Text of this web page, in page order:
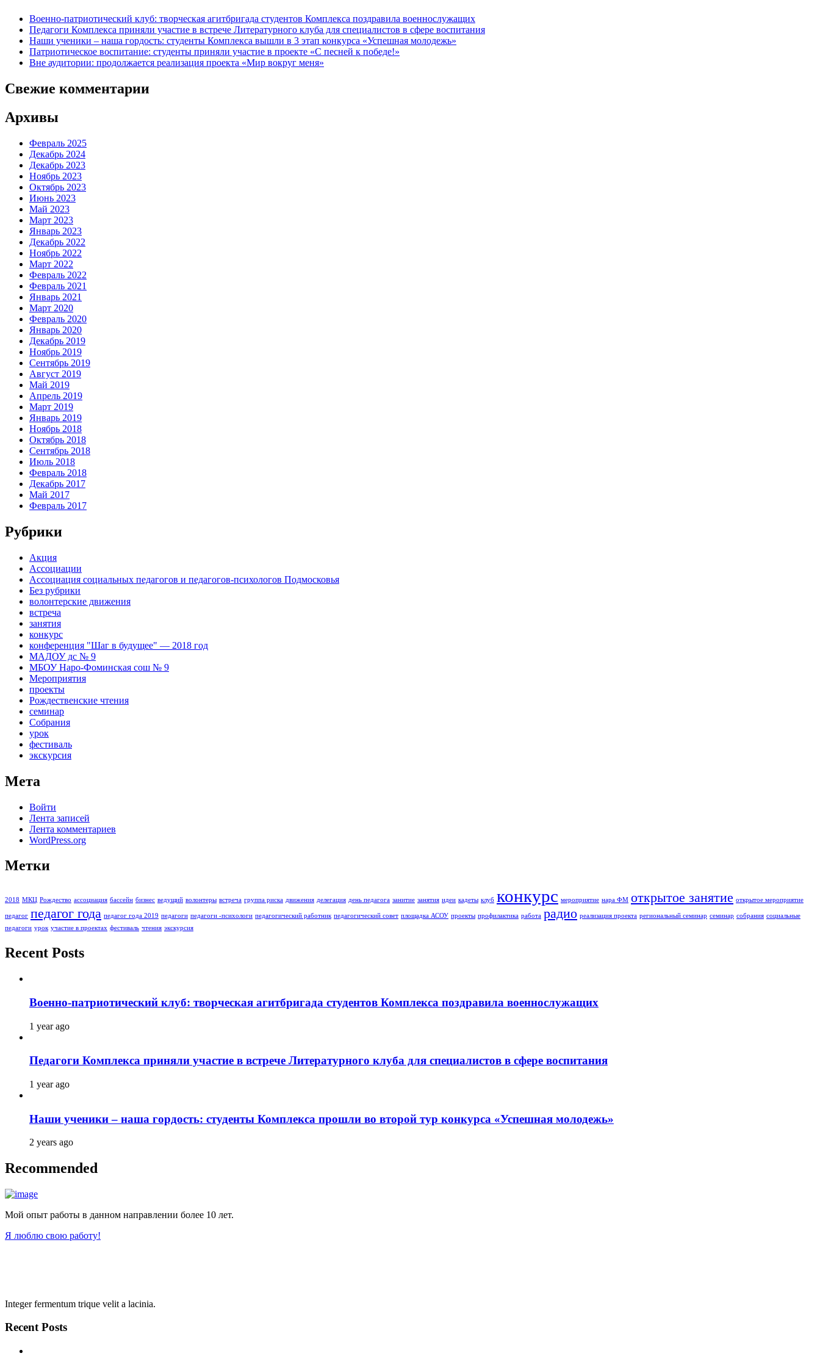
Военно-патриотический клуб: творческая агитбригада студентов Комплекса поздравила военнослужащих
Педагоги Комплекса приняли участие в встрече Литературного клуба для специалистов в сфере воспитания
Наши ученики – наша гордость: студенты Комплекса вышли в 3 этап конкурса «Успешная молодежь»
Патриотическое воспитание: студенты приняли участие в проекте «С песней к победе!»
Вне аудитории: продолжается реализация проекта «Мир вокруг меня»
Свежие комментарии
Архивы
Февраль 2025
Декабрь 2024
Декабрь 2023
Ноябрь 2023
Октябрь 2023
Июнь 2023
Май 2023
Март 2023
Январь 2023
Декабрь 2022
Ноябрь 2022
Март 2022
Февраль 2022
Февраль 2021
Январь 2021
Март 2020
Февраль 2020
Январь 2020
Декабрь 2019
Ноябрь 2019
Сентябрь 2019
Август 2019
Май 2019
Апрель 2019
Март 2019
Январь 2019
Ноябрь 2018
Октябрь 2018
Сентябрь 2018
Июль 2018
Февраль 2018
Декабрь 2017
Май 2017
Февраль 2017
Рубрики
Акция
Ассоциации
Ассоциация социальных педагогов и педагогов-психологов Подмосковья
Без рубрики
волонтерские движения
встреча
занятия
конкурс
конференция "Шаг в будущее" — 2018 год
МАДОУ дс № 9
МБОУ Наро-Фоминская сош № 9
Мероприятия
проекты
Рождественские чтения
семинар
Собрания
урок
фестиваль
экскурсия
Мета
Войти
Лента записей
Лента комментариев
WordPress.org
Метки
2018 МКЦ Рождество ассоциация бассейн бизнес ведущий волонтеры встреча группа риска движения делегация день педагога занитие занятия идеи кадеты клуб конкурс мероприятие нара ФМ открытое занятие открытое мероприятие
педагог педагог года педагог года 2019 педагоги педагоги -психологи педагогический работник педагогический совет площадка АСОУ проекты профилактика работа радио реализация проекта региональный семинар семинар собрания социальные
педагоги урок участие в проектах фестиваль чтения экскурсия
Recent Posts
Военно-патриотический клуб: творческая агитбригада студентов Комплекса поздравила военнослужащих
1 year ago
Педагоги Комплекса приняли участие в встрече Литературного клуба для специалистов в сфере воспитания
1 year ago
Наши ученики – наша гордость: студенты Комплекса прошли во второй тур конкурса «Успешная молодежь»
2 years ago
Recommended
Мой опыт работы в данном направлении более 10 лет.
Я люблю свою работу!
Integer fermentum trique velit a lacinia.
Recent Posts